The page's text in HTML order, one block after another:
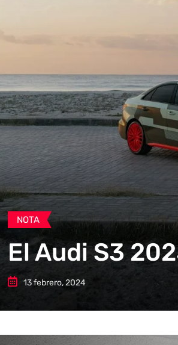
NOTA
El Audi S3
13 febrero, 2024